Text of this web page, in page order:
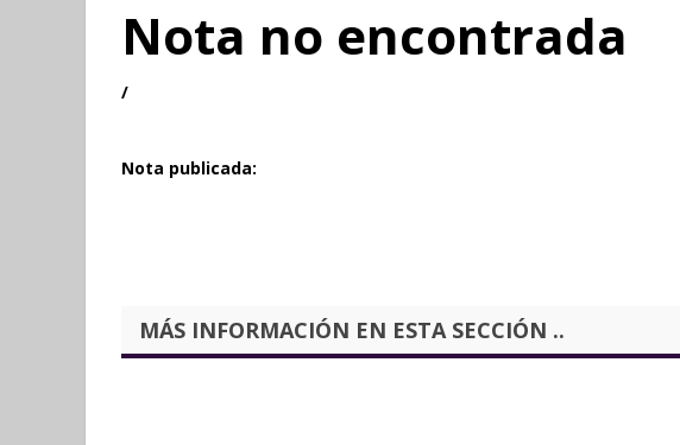
Nota no encontrada
/
Nota publicada:
MÁS INFORMACIÓN EN ESTA SECCIÓN ..